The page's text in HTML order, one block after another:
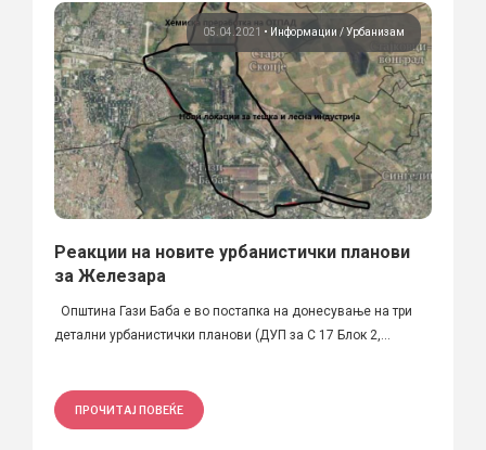
05.04.2021 • Информации Урбанизам
Реакции на новите урбанистички планови
за Железара
Општина Гази Баба е во постапка на донесување на три
детални урбанистички планови (ДУП за С 17 Блок 2,...
ПРОЧИТАЈ ПОВЕЌЕ